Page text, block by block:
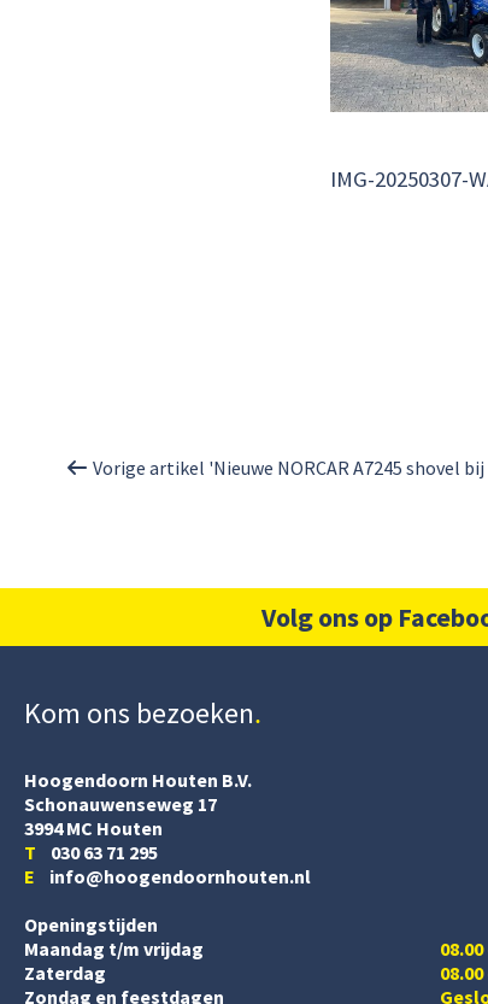
IMG-20250307-
Vorige artikel 'Nieuwe NORCAR A7245 shovel
Volg ons op
Kom ons bezoeken
Hoogendoorn Houten B.V.
Schonauwenseweg 17
3994 MC Houten
T 030 63 71 295
E info@hoogendoornhouten.nl
Openingstijden
Maandag t/m vrijdag
Zaterdag
Zondag en feestdagen